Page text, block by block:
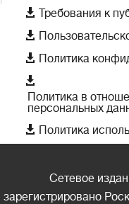
 Требования к

 Политика

Политика в
персональных
 Политика
Сетевое
зарегистрировано